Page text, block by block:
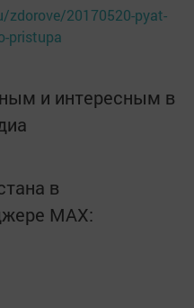
zdorove/20170520-pyat-
pristupa
и интересным в
в
MАХ: